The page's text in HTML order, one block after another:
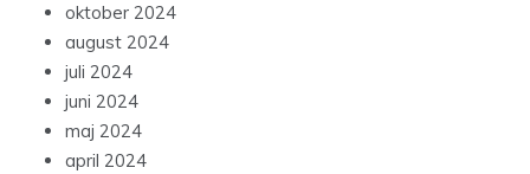
oktober 2024
august 2024
juli 2024
juni 2024
maj 2024
april 2024